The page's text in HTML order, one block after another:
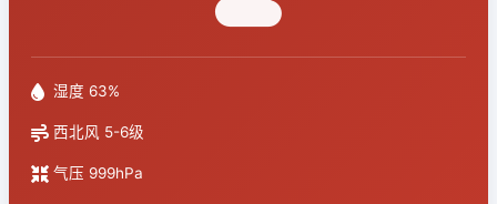
湿度 63%
西北风 5-6级
气压 999hPa